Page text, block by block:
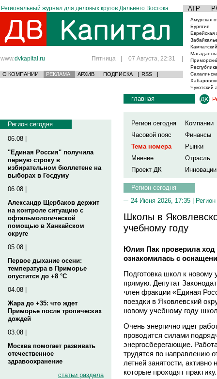
Региональный журнал для деловых кругов Дальнего Востока АТР
www.dvkapital.ru Пятница | 07 Августа, 22:31 |
О КОМПАНИИ РЕКЛАМА АРХИВ | ПОДПИСКА | RSS |
Амурская
Бурятия
Еврейская
Чукотский
Регион сегодня
06.08 |
"Единая Россия" получила
первую строку в
избирательном бюллетене на
выборах в Госдуму
06.08 |
Александр Щербаков держит
на контроле ситуацию с
офтальмологической
помощью в Ханкайском
округе
05.08 |
Первое дыхание осени:
температура в Приморье
опустится до +8 °C
04.08 |
Жара до +35: что ждет
Приморье после тропических
дождей
03.08 |
Москва помогает развивать
отечественное
здравоохранение
статьи раздела
главная
Регион сегодня
Компании
Часовой пояс
Финансы
Тема номера
Рынки
Мнение
Отрасль
Проект ДК
Инновации
Регион сегодня
24 Июня 2026, 17:35 |
Школы в
учебному году
Юлия Пак проверила ход
ознакомилась с
Подготовка школ к
прямую. Депутат
член фракции «Единая
поездки в Яковлевский
новому учебному году
Очень энергично идет
проводится силами
энергосберегающие.
трудятся по направлению
летней занятости, активно
которые проходят практику.